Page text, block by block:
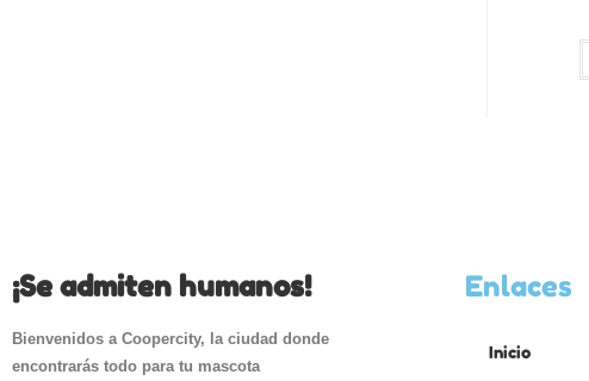
¡Se admiten humanos!
Bienvenidos a Coopercity, la ciudad donde
encontrarás todo para tu mascota
Enlaces
Inicio